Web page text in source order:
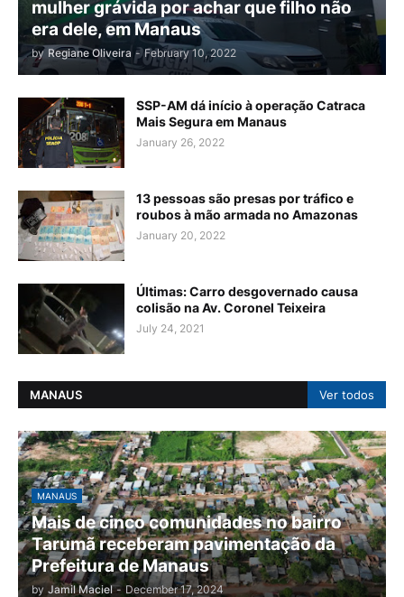
mulher grávida por achar que filho não
era dele, em Manaus
by Regiane Oliveira - February 10, 2022
SSP-AM dá início à operação Catraca
Mais Segura em Manaus
January 26, 2022
13 pessoas são presas por tráfico e
roubos à mão armada no Amazonas
January 20, 2022
Últimas: Carro desgovernado causa
colisão na Av. Coronel Teixeira
July 24, 2021
MANAUS Ver todos
MANAUS
Mais de cinco comunidades no bairro
Tarumã receberam pavimentação da
Prefeitura de Manaus
by Jamil Maciel - December 17, 2024